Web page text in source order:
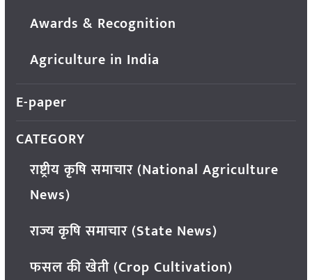
Awards & Recognition
Agriculture in India
E-paper
CATEGORY
राष्ट्रीय कृषि समाचार (National Agriculture
News)
राज्य कृषि समाचार (State News)
फसल की खेती (Crop Cultivation)